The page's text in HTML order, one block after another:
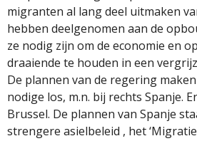
migranten al lang deel uitmaken
hebben deelgenomen aan de
ze nodig zijn om de economie en
draaiende te houden in een
De plannen van de regering
nodige los, m.n. bij rechts Spanje.
Brussel. De plannen van Spanje
strengere asielbeleid , het